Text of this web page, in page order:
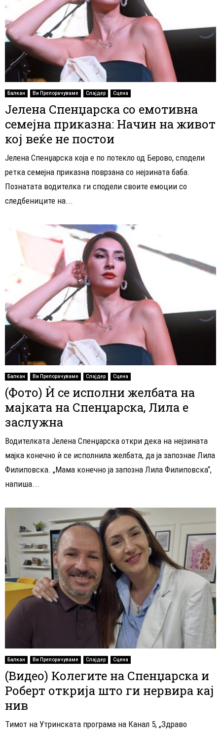
Балкан Ви Препорачуваме Слајдер Сцена
Јелена Спенџарска со емотивна
семејна приказна: Начин на живот
кој веќе не постои
​Јелена Спенџарска која е по потекло од Берово, сподели
ретка семејна приказна поврзана со нејзината баба. ​
Познатата водителка ги сподели своите емоции со
следбениците на...
Балкан Ви Препорачуваме Слајдер Сцена
(Фото) Ѝ се исполни желбата на
мајката на Спенџарска, Лила е
заслужна
Водителката Јелена Спенџарска откри дека на нејзината
мајка конечно ѝ се исполнила желбата, да ја запознае Лила
Филиповска. „Мама конечно ја запозна Лила Филиповска“,
напиша...
Балкан Ви Препорачуваме Слајдер Сцена
(Видео) Колегите на Спенџарска и
Роберт открија што ги нервира кај
нив
Тимот на Утринската програма на Канал 5, „Здраво